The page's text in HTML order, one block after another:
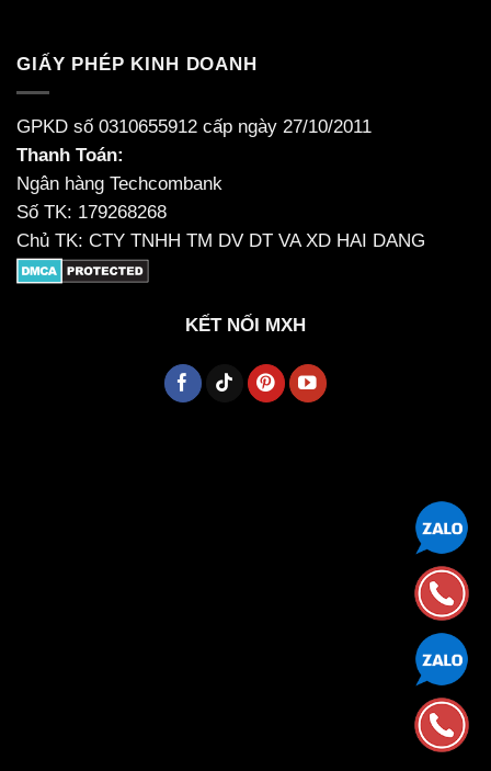
GIẤY PHÉP KINH DOANH
GPKD số 0310655912 cấp ngày 27/10/2011
Thanh Toán:
Ngân hàng Techcombank
Số TK: 179268268
Chủ TK: CTY TNHH TM DV DT VA XD HAI DANG
KẾT NỐI MXH